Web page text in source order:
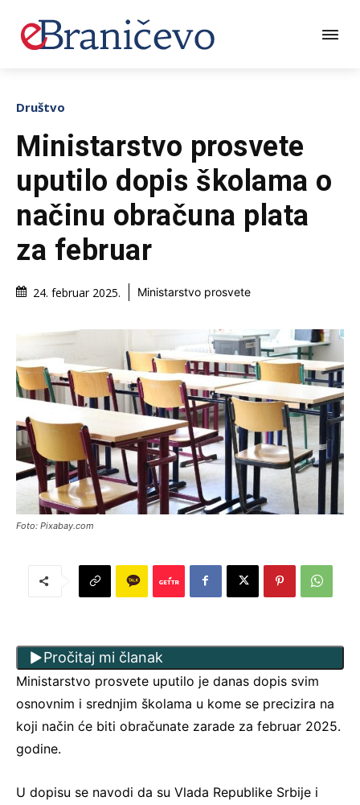
Društvo
Ministarstvo prosvete
uputilo dopis školama o
načinu obračuna plata
za februar
24. februar 2025. Ministarstvo prosvete
Foto: Pixabay.com
Pročitaj mi članak
Ministarstvo prosvete uputilo je danas dopis svim
osnovnim i srednjim školama u kome se precizira na
koji način će biti obračunate zarade za februar 2025.
godine.
U dopisu se navodi da su Vlada Republike Srbije i